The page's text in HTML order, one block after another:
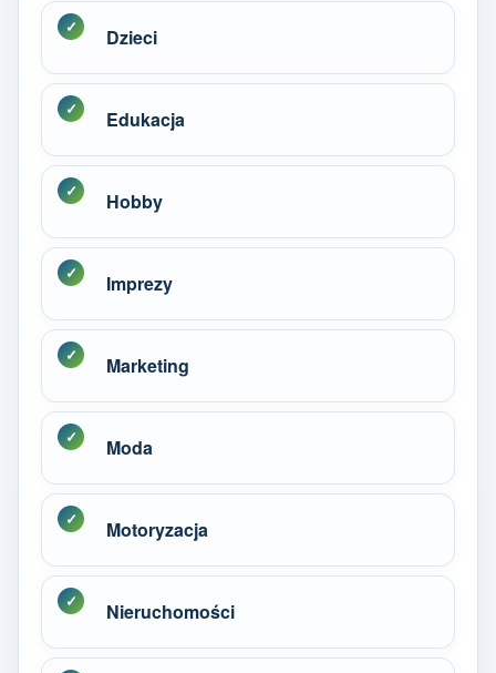
Dzieci
Edukacja
Hobby
Imprezy
Marketing
Moda
Motoryzacja
Nieruchomości